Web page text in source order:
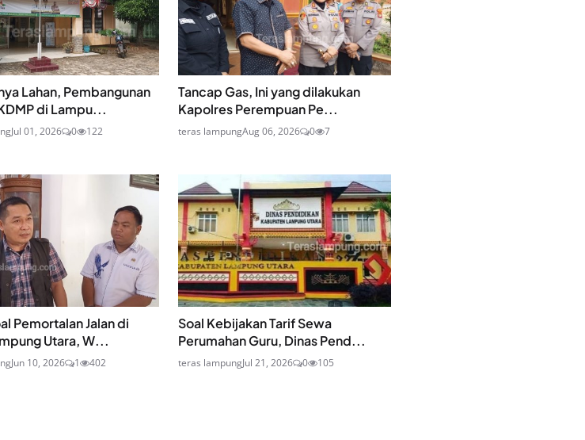
Lahan, Pembangunan
di Lampu...
Jul 01, 2026 0 122
Tancap Gas, Ini yang dilakukan
Kapolres Perempuan Pe...
teras lampungAug 06, 2026 0 7
Pemortalan Jalan di
Utara, W...
Jun 10, 2026 1 402
Soal Kebijakan Tarif Sewa
Perumahan Guru, Dinas Pend...
teras lampungJul 21, 2026 0 105